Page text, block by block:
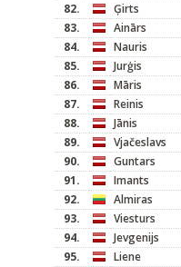
82.
Ģirts
83.
Ainārs
84.
Nauris
85.
Jurģis
86.
Māris
87.
Reinis
88.
Jānis
89.
Vjačeslavs
90.
Guntars
91.
Imants
92.
Almiras
93.
Viesturs
94.
Jevgenijs
95.
Liene